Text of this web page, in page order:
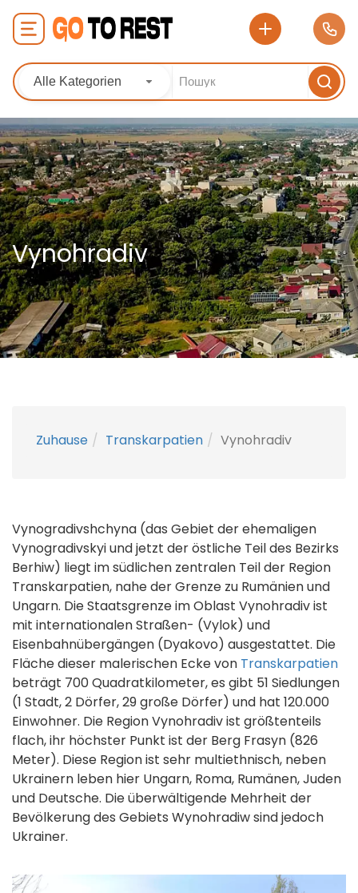
Alle Kategorien
Vynohradiv
Zuhause Transkarpatien Vynohradiv
Vynogradivshchyna (das Gebiet der ehemaligen
Vynogradivskyi und jetzt der östliche Teil des Bezirks
Berhiw) liegt im südlichen zentralen Teil der Region
Transkarpatien, nahe der Grenze zu Rumänien und
Ungarn. Die Staatsgrenze im Oblast Vynohradiv ist
mit internationalen Straßen- (Vylok) und
Eisenbahnübergängen (Dyakovo) ausgestattet. Die
Fläche dieser malerischen Ecke von Transkarpatien
beträgt 700 Quadratkilometer, es gibt 51 Siedlungen
(1 Stadt, 2 Dörfer, 29 große Dörfer) und hat 120.000
Einwohner. Die Region Vynohradiv ist größtenteils
flach, ihr höchster Punkt ist der Berg Frasyn (826
Meter). Diese Region ist sehr multiethnisch, neben
Ukrainern leben hier Ungarn, Roma, Rumänen, Juden
und Deutsche. Die überwältigende Mehrheit der
Bevölkerung des Gebiets Wynohradiw sind jedoch
Ukrainer.